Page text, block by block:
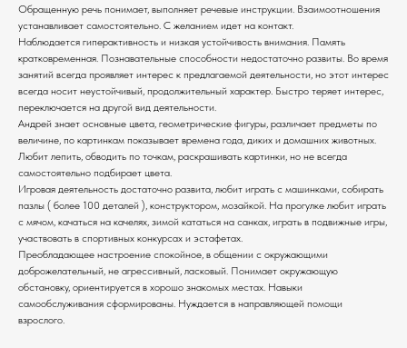
Обращенную речь понимает, выполняет речевые инструкции. Взаимоотношения
устанавливает самостоятельно. С желанием идет на контакт.
Наблюдается гиперактивность и низкая устойчивость внимания. Память
кратковременная. Познавательные способности недостаточно развиты. Во время
занятий всегда проявляет интерес к предлагаемой деятельности, но этот интерес
всегда носит неустойчивый, продолжительный характер. Быстро теряет интерес,
переключается на другой вид деятельности.
Андрей знает основные цвета, геометрические фигуры, различает предметы по
величине, по картинкам показывает времена года, диких и домашних животных.
Любит лепить, обводить по точкам, раскрашивать картинки, но не всегда
самостоятельно подбирает цвета.
Игровая деятельность достаточно развита, любит играть с машинками, собирать
пазлы ( более 100 деталей ), конструктором, мозайкой. На прогулке любит играть
с мячом, качаться на качелях, зимой кататься на санках, играть в подвижные игры,
участвовать в спортивных конкурсах и эстафетах.
Преобладающее настроение спокойное, в общении с окружающими
доброжелательный, не агрессивный, ласковый. Понимает окружающую
обстановку, ориентируется в хорошо знакомых местах. Навыки
самообслуживания сформированы. Нуждается в направляющей помощи
взрослого.